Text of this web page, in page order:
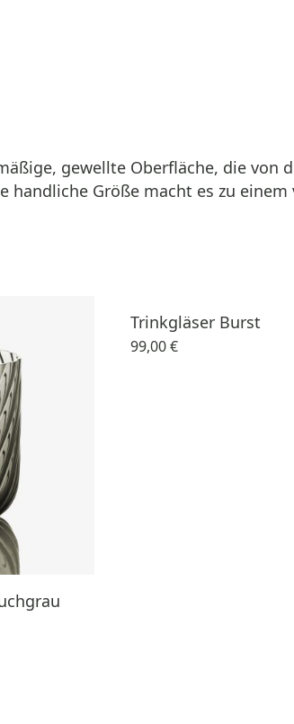
gewellte Oberfläche, die von
handliche Größe macht es zu
Trinkgläser Burst
99,00 €